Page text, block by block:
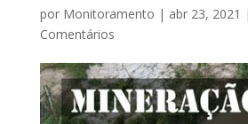
por Monitoramento | abr 23, 2021 |
Comentários